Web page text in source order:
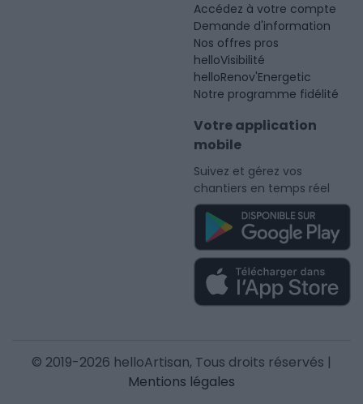
Accédez à votre compte
Demande d'information
Nos offres pros
helloVisibilité
helloRenov'Energetic
Notre programme fidélité
Votre application
mobile
Suivez et gérez vos
chantiers en temps réel
© 2019-2026 helloArtisan, Tous droits réservés |
Mentions légales